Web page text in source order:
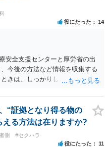
役にたった 14
安全支援センターと厚労省の出
今後の方法など情報を収集する
きは、しっかりした被害届ある
“証拠となり得る物の
る方法は在りますか?
側 #セクハラ
役にたった 11